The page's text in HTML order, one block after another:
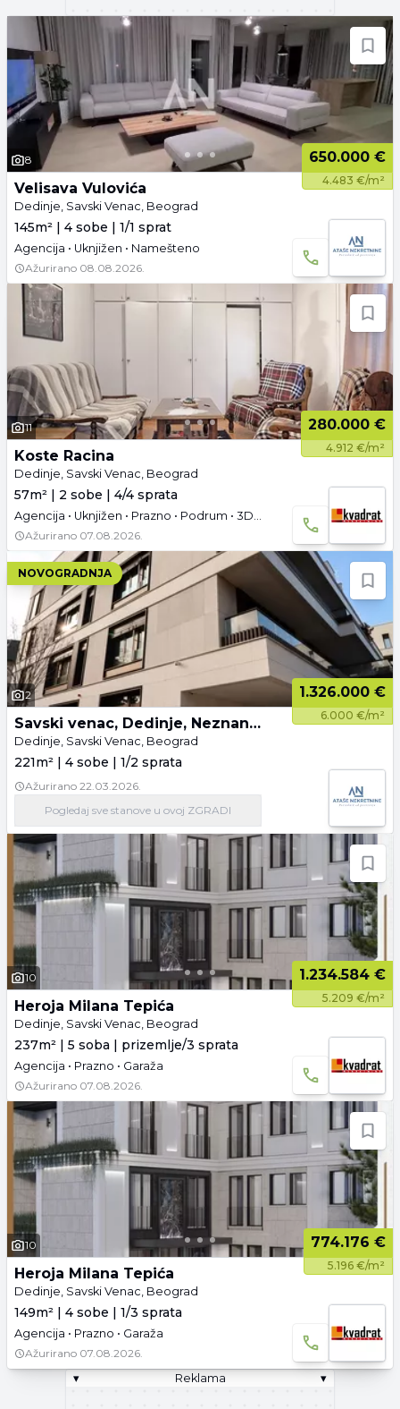
8 650.000 €
4.483 €/m²
Velisava Vulovića
Dedinje, Savski Venac, Beograd
145m² | 4 sobe | 1/1 sprat
Agencija • Uknjižen • Namešteno
Ažurirano 08.08.2026.
11 280.000 €
4.912 €/m²
Koste Racina
Dedinje, Savski Venac, Beograd
57m² | 2 sobe | 4/4 sprata
Agencija • Uknjižen • Prazno • Podrum • 3D tura
Ažurirano 07.08.2026.
NOVOGRADNJA
2 1.326.000 €
6.000 €/m²
Savski venac, Dedinje, Neznanog junaka, novogradnja
Dedinje, Savski Venac, Beograd
221m² | 4 sobe | 1/2 sprata
Ažurirano 22.03.2026.
Pogledajsve stanove u ovoj ZGRADI
10 1.234.584 €
5.209 €/m²
Heroja Milana Tepića
Dedinje, Savski Venac, Beograd
237m² | 5 soba | prizemlje/3 sprata
Agencija • Prazno • Garaža
Ažurirano 07.08.2026.
10 774.176 €
5.196 €/m²
Heroja Milana Tepića
Dedinje, Savski Venac, Beograd
149m² | 4 sobe | 1/3 sprata
Agencija • Prazno • Garaža
Ažurirano 07.08.2026.
▾
Reklama ▾